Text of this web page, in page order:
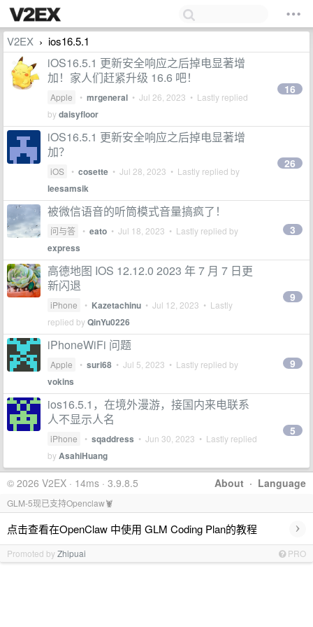
V2EX › ios16.5.1
iOS16.5.1 更新安全响应之后掉电显著增
加！家人们赶紧升级 16.6 吧！
Apple • mrgeneral • Jul 26, 2023 • Lastly replied
bydaisyfloor
16
iOS16.5.1 更新安全响应之后掉电显著增
加？
iOS • cosette • Jul 28, 2023 • Lastly replied by
leesamsik
26
被微信语音的听筒模式音量搞疯了！
问与答 • eato • Jul 18, 2023 • Lastly replied by
express
3
高德地图 IOS 12.12.0 2023 年 7 月 7 日更
新闪退
iPhone • Kazetachinu • Jul 12, 2023 • Lastly
replied byQinYu0226
9
iPhoneWiFi 问题
Apple • suri68 • Jul 5, 2023 • Lastly replied by
vokins
9
ios16.5.1，在境外漫游，接国内来电联系
人不显示人名
iPhone • sqaddress • Jun 30, 2023 • Lastly replied
byAsahiHuang
5
About · Language
© 2026 V2EX · 14ms · 3.9.8.5
GLM-5现已支持Openclaw🦞
点击查看在OpenClaw 中使用 GLM Coding Plan的教程 ›
Promoted byZhipuai PRO